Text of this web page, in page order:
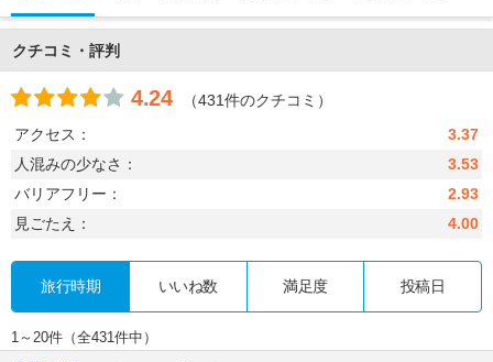
クチコミ・評判
4.24
（431件のクチコミ）
アクセス：
3.37
人混みの少なさ：
3.53
バリアフリー：
2.93
見ごたえ：
4.00
旅行時期 いいね数 満足度 投稿日
1～20件（全431件中）